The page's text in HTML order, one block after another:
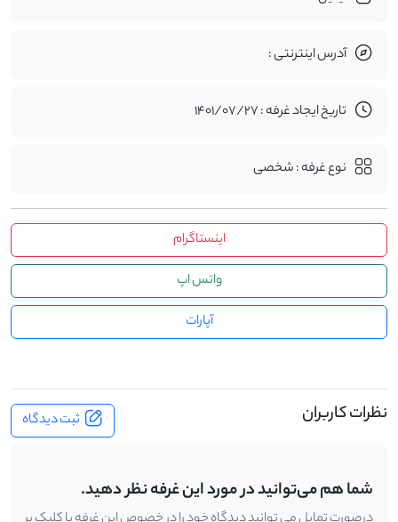
آدرس اینترنتی :
تاریخ ایجاد غرفه : 1401/07/27
نوع غرفه : شخصی
اینستاگرام
واتس اپ
آپارات
نظرات کاربران ثبت دیدگاه
شما هم می‌توانید در مورد این غرفه نظر دهید.